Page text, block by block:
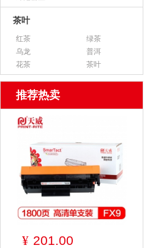
茶叶
红茶
绿茶
乌龙
普洱
花茶
茶叶
推荐热卖
¥ 201.00